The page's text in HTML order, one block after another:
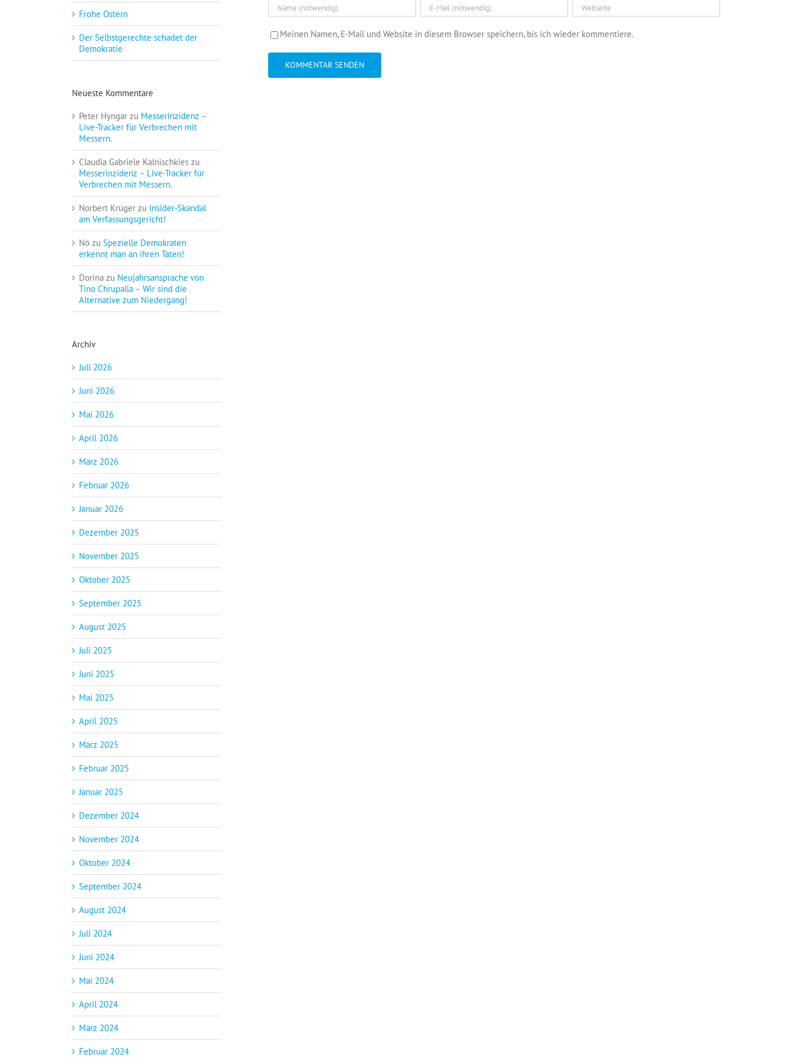
Meinen Namen, E-Mail und Website in diesem Browser speichern, bis ich wieder kommentiere.
Frohe Ostern
Der Selbstgerechte schadet der
Demokratie
Neueste Kommentare
Peter Hyngar zu Messerinzidenz –
Live-Tracker für Verbrechen mit
Messern.
Claudia Gabriele Kalnischkies zu
Messerinzidenz – Live-Tracker für
Verbrechen mit Messern.
Norbert Krüger zu Insider-Skandal
am Verfassungsgericht!
Nö zu Spezielle Demokraten
erkennt man an ihren Taten!
Dorina zu Neujahrsansprache von
Tino Chrupalla – Wir sind die
Alternative zum Niedergang!
Archiv
Juli 2026
Juni 2026
Mai 2026
April 2026
März 2026
Februar 2026
Januar 2026
Dezember 2025
November 2025
Oktober 2025
September 2025
August 2025
Juli 2025
Juni 2025
Mai 2025
April 2025
März 2025
Februar 2025
Januar 2025
Dezember 2024
November 2024
Oktober 2024
September 2024
August 2024
Juli 2024
Juni 2024
Mai 2024
April 2024
März 2024
Februar 2024